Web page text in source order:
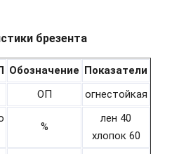
брезента
Обозначение Показатели
ОП
огнестойкая
%
лен 40
хлопок 60